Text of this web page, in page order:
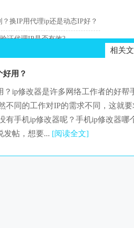
换IP用代理ip还是动态IP好？
证代理IP是否有效?
相关
好用？
？ip修改器是许多网络工作者的好
不同的工作对IP的需求不同，这就
有手机ip修改器呢？手机ip修改器
发帖，想要... [阅读全文]